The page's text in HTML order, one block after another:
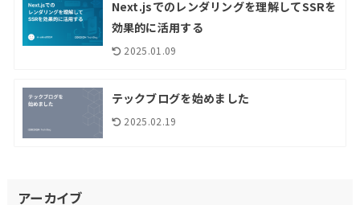
Next.jsでのレンダリングを理解してSSRを
効果的に活用する
2025.01.09
テックブログを始めました
2025.02.19
アーカイブ